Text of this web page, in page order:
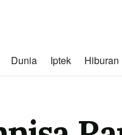
Dunia Iptek Hiburan